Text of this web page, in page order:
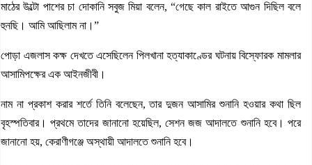
মাঠের উল্টো পাশের চা দোকানি সবুজ মিয়া বলেন, “গেছে কাল রাইতে আগুন দিছিল বলে
হুনছি। আমি আছিলাম না।”
পোড়া এজলাস কক্ষ দেখতে এসেছিলেন পিলখানা হত্যাকাণ্ডের ঘটনায় বিস্ফোরক মামলার
আসামিপক্ষের এক আইনজীবী।
নাম না প্রকাশ করার শর্তে তিনি বলেছেন, তার দুজন আসামির শুনানি হওয়ার কথা ছিল
বৃহস্পতিবার। প্রথমে তাদের জানানো হয়েছিল, সেশন জজ আদালতে শুনানি হবে। পরে
জানানো হয়, কেরাণীগঞ্জে অস্থায়ী আদালতে শুনানি হবে।